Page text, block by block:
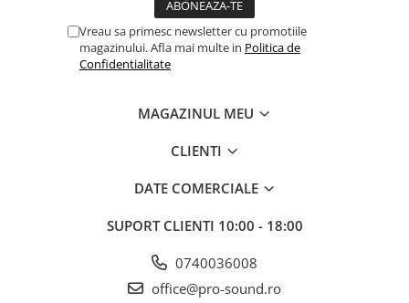
Moving Head-uri
Par Led si Pinspot
Scene şi Ring-uri de Dans
Instrumente cu arcus
Instrumente de percutie
Instrumente de suflat
Vreau sa primesc newsletter cu promotiile
magazinului. Afla mai multe in Politica de
Confidentialitate
MAGAZINUL MEU
CLIENTI
DATE COMERCIALE
SUPORT CLIENTI 10:00 - 18:00
0740036008
office@pro-sound.ro